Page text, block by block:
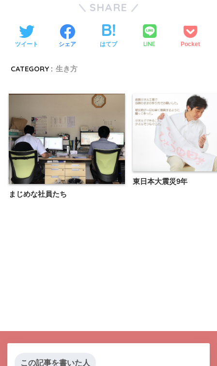
SHARE
ツイート シェア はてブ LINE Pocket
CATEGORY : 生き方
まじめな社員たち
東日本大震災9年
この記事を書いた人